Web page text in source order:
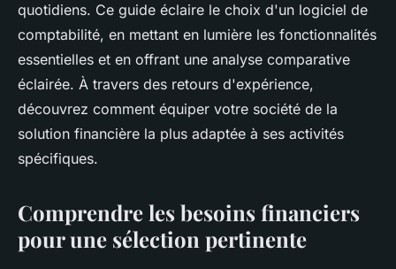
quotidiens. Ce guide éclaire le choix d'un logiciel de
comptabilité, en mettant en lumière les fonctionnalités
essentielles et en offrant une analyse comparative
éclairée. À travers des retours d'expérience,
découvrez comment équiper votre société de la
solution financière la plus adaptée à ses activités
spécifiques.
Comprendre les besoins financiers
pour une sélection pertinente